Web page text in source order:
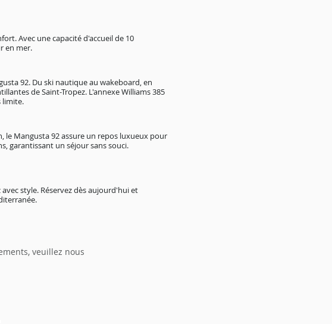
Avec une capacité d'accueil de 10
en mer.
92. Du ski nautique au wakeboard, en
de Saint-Tropez. L'annexe Williams 385
limite.
le Mangusta 92 assure un repos luxueux pour
garantissant un séjour sans souci.
style. Réservez dès aujourd'hui et
veuillez nous